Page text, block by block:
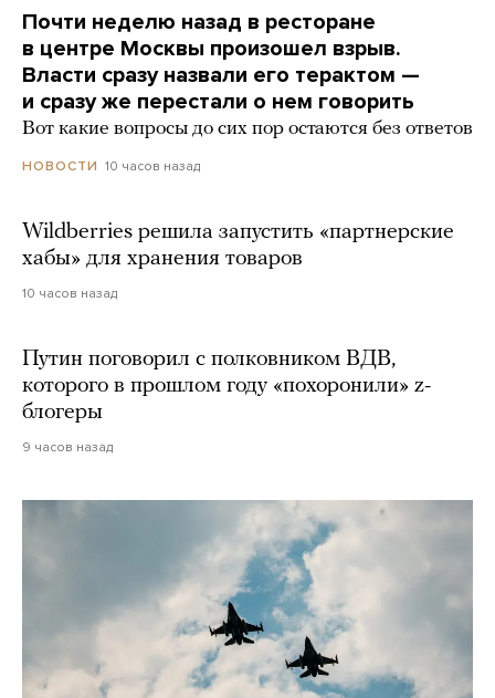
Почти неделю назад в ресторане
в центре Москвы произошел взрыв.
Власти сразу назвали его терактом —
и сразу же перестали о нем говорить
Вот какие вопросы до сих пор остаются без ответов
НОВОСТИ 10 часов назад
Wildberries решила запустить «партнерские
хабы» для хранения товаров
10 часов назад
Путин поговорил с полковником ВДВ,
которого в прошлом году «похоронили» z-
блогеры
9 часов назад